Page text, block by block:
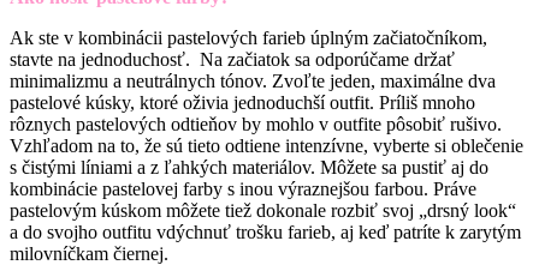
Ak ste v kombinácii pastelových farieb úplným začiatočníkom,
stavte na jednoduchosť. Na začiatok sa odporúčame držať
minimalizmu a neutrálnych tónov. Zvoľte jeden, maximálne dva
pastelové kúsky, ktoré oživia jednoduchší outfit. Príliš mnoho
rôznych pastelových odtieňov by mohlo v outfite pôsobiť rušivo.
Vzhľadom na to, že sú tieto odtiene intenzívne, vyberte si oblečenie
s čistými líniami a z ľahkých materiálov. Môžete sa pustiť aj do
kombinácie pastelovej farby s inou výraznejšou farbou. Práve
pastelovým kúskom môžete tiež dokonale rozbiť svoj „drsný look“
a do svojho outfitu vdýchnuť trošku farieb, aj keď patríte k zarytým
milovníčkam čiernej.